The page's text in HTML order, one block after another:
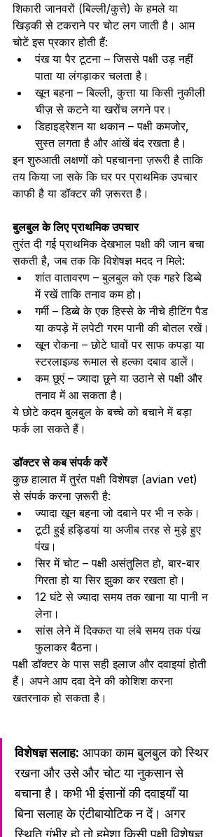
शिकारी जानवरों (बिल्ली/कुत्ते) के हमले या
खिड़की से टकराने पर चोट लग जाती है। आम
चोटें इस प्रकार होती हैं:
पंख या पैर टूटना – जिससे पक्षी उड़ नहीं
पाता या लंगड़ाकर चलता है।
खून बहना – बिल्ली, कुत्ता या किसी नुकीली
चीज़ से कटने या खरोंच लगने पर।
डिहाइड्रेशन या थकान – पक्षी कमजोर,
सुस्त लगता है और आंखें बंद रखता है।
इन शुरुआती लक्षणों को पहचानना ज़रूरी है ताकि
तय किया जा सके कि घर पर प्राथमिक उपचार
काफी है या डॉक्टर की ज़रूरत है।
बुलबुल के लिए प्राथमिक उपचार
तुरंत दी गई प्राथमिक देखभाल पक्षी की जान बचा
सकती है, जब तक कि विशेषज्ञ मदद न मिले:
शांत वातावरण – बुलबुल को एक गहरे डिब्बे
में रखें ताकि तनाव कम हो।
गर्मी – डिब्बे के एक हिस्से के नीचे हीटिंग पैड
या कपड़े में लपेटी गरम पानी की बोतल रखें।
खून रोकना – छोटे घावों पर साफ कपड़ा या
स्टरलाइज़्ड रूमाल से हल्का दबाव डालें।
कम छूएं – ज्यादा छूने या उठाने से पक्षी और
तनाव में आ सकता है।
ये छोटे कदम बुलबुल के बच्चे को बचाने में बड़ा
फर्क ला सकते हैं।
डॉक्टर से कब संपर्क करें
कुछ हालात में तुरंत पक्षी विशेषज्ञ (avian vet)
से संपर्क करना ज़रूरी है:
ज्यादा खून बहना जो दबाने पर भी न रुके।
टूटी हुई हड्डियां या अजीब तरह से मुड़े हुए
पंख।
सिर में चोट – पक्षी असंतुलित हो, बार-बार
गिरता हो या सिर झुका कर रखता हो।
12 घंटे से ज्यादा समय तक खाना या पानी न
लेना।
सांस लेने में दिक्कत या लंबे समय तक पंख
फुलाकर बैठना।
पक्षी डॉक्टर के पास सही इलाज और दवाइयां होती
हैं। अपने आप दवा देने की कोशिश करना
खतरनाक हो सकता है।
विशेषज्ञ सलाह: आपका काम बुलबुल को स्थिर
रखना और उसे और चोट या नुकसान से
बचाना है। कभी भी इंसानों की दवाइयाँ या
बिना सलाह के एंटीबायोटिक न दें। अगर